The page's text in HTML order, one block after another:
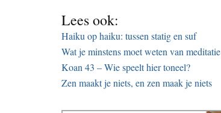
Lees ook:
Haiku op haiku: tussen statig en suf
Wat je minstens moet weten van meditatie
Koan 43 – Wie speelt hier toneel?
Zen maakt je niets, en zen maak je niets